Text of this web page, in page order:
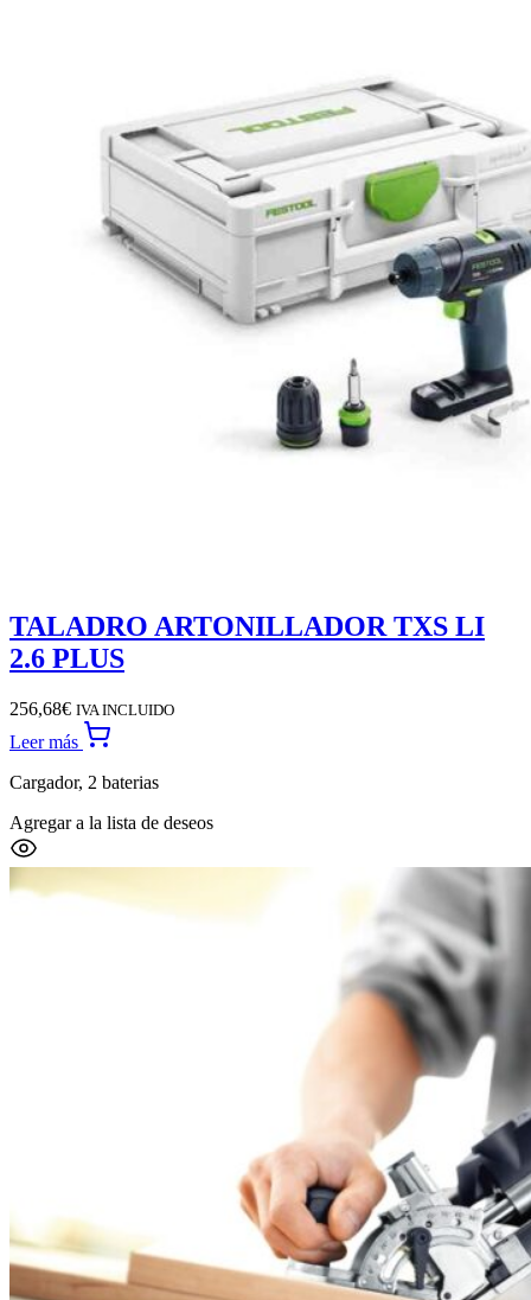
TALADRO ARTONILLADOR TXS LI
2.6 PLUS
256,68€ IVA INCLUIDO
Leer más
Cargador, 2 baterias
Agregar a la lista de deseos